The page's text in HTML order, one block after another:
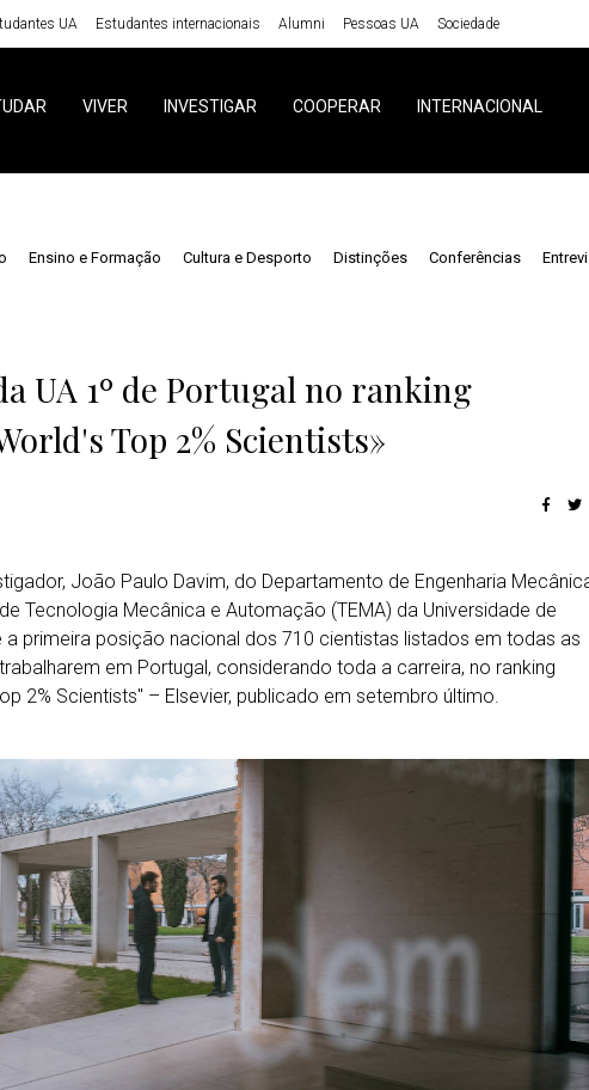
UA Estudantes internacionais Alumni Pessoas UA Sociedade
VIVER INVESTIGAR COOPERAR INTERNACIONAL
Ensino e Formação Cultura e Desporto Distinções Conferências
UA 1º de Portugal no ranking
Top 2% Scientists»
João Paulo Davim, do Departamento de Engenharia
Tecnologia Mecânica e Automação (TEMA) da Universidade de
a primeira posição nacional dos 710 cientistas listados em todas as
em Portugal, considerando toda a carreira, no ranking
2% Scientists" – Elsevier, publicado em setembro último.